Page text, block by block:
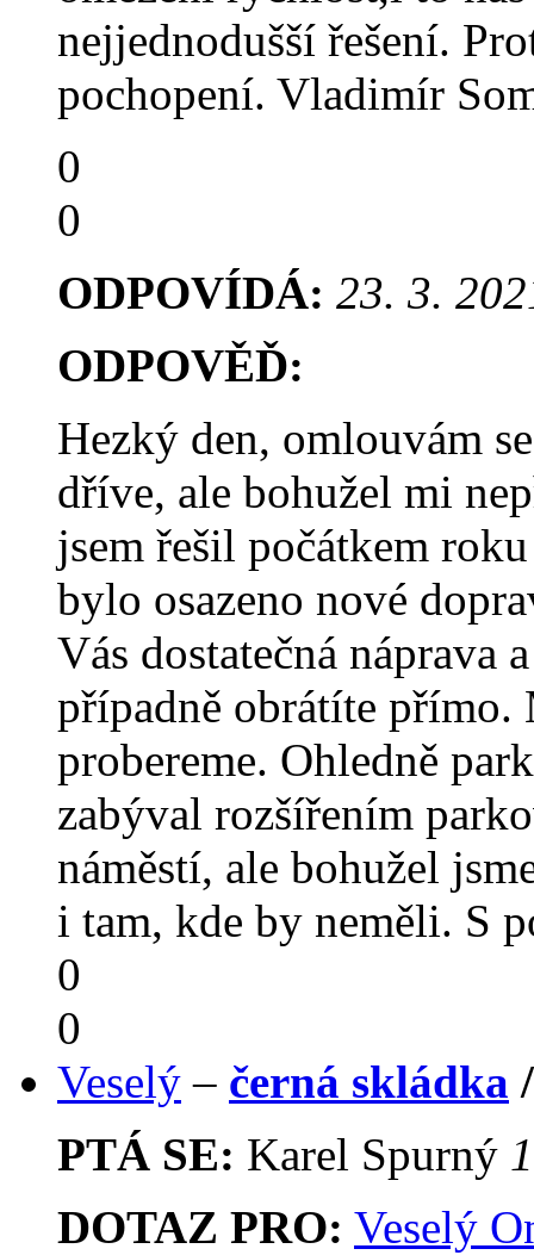
nejjednodušší řešení.
pochopení. Vladimír
0
0
ODPOVÍDÁ: 23. 3.
ODPOVĚĎ:
Hezký den, omlouvám
dříve, ale bohužel mi
jsem řešil počátkem
bylo osazeno nové
Vás dostatečná náprava
případně obrátíte přímo.
probereme. Ohledně
zabýval rozšířením
náměstí, ale bohužel
i tam, kde by neměli. S
0
0
Veselý – černá skládka
PTÁ SE: Karel Spurný
DOTAZ PRO: Veselý